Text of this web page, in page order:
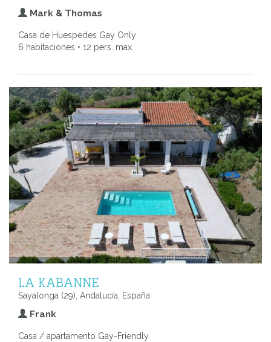
Mark & Thomas
Casa de Huespedes Gay Only
6 habitaciones • 12 pers. max.
LA KABANNE
Sayalonga (29), Andalucía, España
Frank
Casa / apartamento Gay-Friendly